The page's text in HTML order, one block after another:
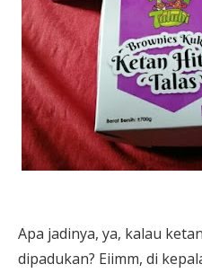
Apa jadinya, ya, kalau
dipadukan? Eiimm, di